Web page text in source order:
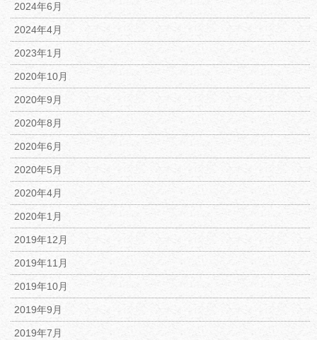
2024年6月
2024年4月
2023年1月
2020年10月
2020年9月
2020年8月
2020年6月
2020年5月
2020年4月
2020年1月
2019年12月
2019年11月
2019年10月
2019年9月
2019年7月